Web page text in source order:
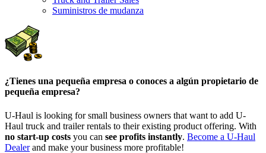
Suministros de mudanza
¿Tienes una pequeña empresa o conoces a algún propietario de
pequeña empresa?
U-Haul is looking for small business owners that want to add U-
Haul truck and trailer rentals to their existing product offering. With
no start-up costs you can see profits instantly. Become a U-Haul
Dealerand make your business more profitable!